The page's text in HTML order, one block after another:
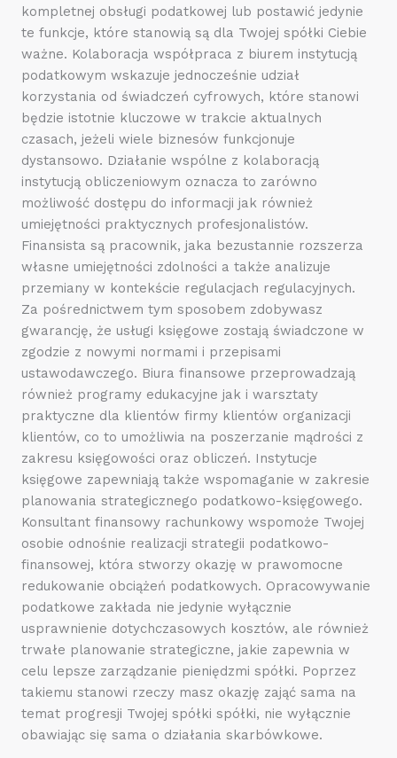
kompletnej obsługi podatkowej lub postawić jedynie
te funkcje, które stanowią są dla Twojej spółki Ciebie
ważne. Kolaboracja współpraca z biurem instytucją
podatkowym wskazuje jednocześnie udział
korzystania od świadczeń cyfrowych, które stanowi
będzie istotnie kluczowe w trakcie aktualnych
czasach, jeżeli wiele biznesów funkcjonuje
dystansowo. Działanie wspólne z kolaboracją
instytucją obliczeniowym oznacza to zarówno
możliwość dostępu do informacji jak również
umiejętności praktycznych profesjonalistów.
Finansista są pracownik, jaka bezustannie rozszerza
własne umiejętności zdolności a także analizuje
przemiany w kontekście regulacjach regulacyjnych.
Za pośrednictwem tym sposobem zdobywasz
gwarancję, że usługi księgowe zostają świadczone w
zgodzie z nowymi normami i przepisami
ustawodawczego. Biura finansowe przeprowadzają
również programy edukacyjne jak i warsztaty
praktyczne dla klientów firmy klientów organizacji
klientów, co to umożliwia na poszerzanie mądrości z
zakresu księgowości oraz obliczeń. Instytucje
księgowe zapewniają także wspomaganie w zakresie
planowania strategicznego podatkowo-księgowego.
Konsultant finansowy rachunkowy wspomoże Twojej
osobie odnośnie realizacji strategii podatkowo-
finansowej, która stworzy okazję w prawomocne
redukowanie obciążeń podatkowych. Opracowywanie
podatkowe zakłada nie jedynie wyłącznie
usprawnienie dotychczasowych kosztów, ale również
trwałe planowanie strategiczne, jakie zapewnia w
celu lepsze zarządzanie pieniędzmi spółki. Poprzez
takiemu stanowi rzeczy masz okazję zająć sama na
temat progresji Twojej spółki spółki, nie wyłącznie
obawiając się sama o działania skarbówkowe.